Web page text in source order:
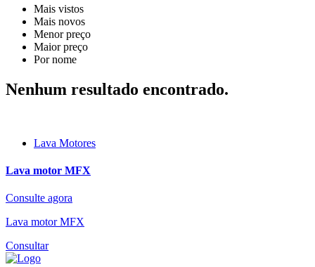
Mais vistos
Mais novos
Menor preço
Maior preço
Por nome
Nenhum resultado encontrado.
Lava Motores
Lava motor MFX
Consulte agora
Lava motor MFX
Consultar